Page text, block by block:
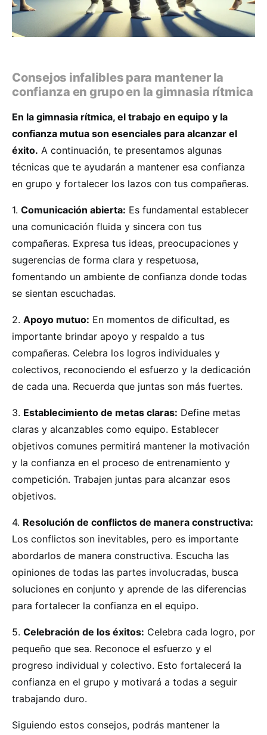
Consejos infalibles para mantener la
confianza en grupo en la gimnasia rítmica
En la gimnasia rítmica, el trabajo en equipo y la
confianza mutua son esenciales para alcanzar el
éxito. A continuación, te presentamos algunas
técnicas que te ayudarán a mantener esa confianza
en grupo y fortalecer los lazos con tus compañeras.
1. Comunicación abierta: Es fundamental establecer
una comunicación fluida y sincera con tus
compañeras. Expresa tus ideas, preocupaciones y
sugerencias de forma clara y respetuosa,
fomentando un ambiente de confianza donde todas
se sientan escuchadas.
2. Apoyo mutuo: En momentos de dificultad, es
importante brindar apoyo y respaldo a tus
compañeras. Celebra los logros individuales y
colectivos, reconociendo el esfuerzo y la dedicación
de cada una. Recuerda que juntas son más fuertes.
3. Establecimiento de metas claras: Define metas
claras y alcanzables como equipo. Establecer
objetivos comunes permitirá mantener la motivación
y la confianza en el proceso de entrenamiento y
competición. Trabajen juntas para alcanzar esos
objetivos.
4. Resolución de conflictos de manera constructiva:
Los conflictos son inevitables, pero es importante
abordarlos de manera constructiva. Escucha las
opiniones de todas las partes involucradas, busca
soluciones en conjunto y aprende de las diferencias
para fortalecer la confianza en el equipo.
5. Celebración de los éxitos: Celebra cada logro, por
pequeño que sea. Reconoce el esfuerzo y el
progreso individual y colectivo. Esto fortalecerá la
confianza en el grupo y motivará a todas a seguir
trabajando duro.
Siguiendo estos consejos, podrás mantener la